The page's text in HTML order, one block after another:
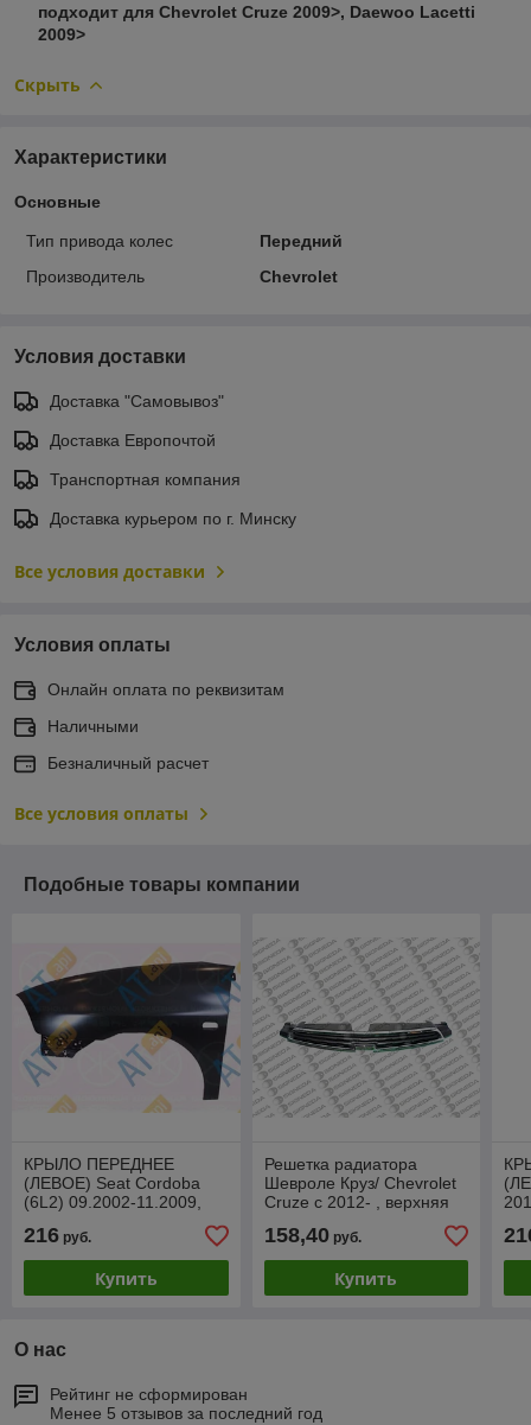
подходит для Chevrolet Cruze 2009>, Daewoo Lacetti
2009>
Скрыть
Характеристики
Основные
Тип привода колес
Передний
Производитель
Chevrolet
Условия доставки
Доставка "Самовывоз"
Доставка Европочтой
Транспортная компания
Доставка курьером по г. Минску
Все условия доставки
Условия оплаты
Онлайн оплата по реквизитам
Наличными
Безналичный расчет
Все условия оплаты
Подобные товары компании
КРЫЛО ПЕРЕДНЕЕ
(ЛЕВОЕ) Seat Cordoba
(6L2) 09.2002-11.2009,
216 руб.
Купить
Решетка радиатора
Шевроле Круз/ Chevrolet
Cruze с 2012- , верхняя
158,40руб.
Купить
О нас
Рейтинг не сформирован
Менее 5 отзывов за последний год